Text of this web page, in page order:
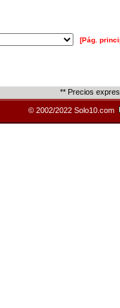
[Pág.
** Precios
© 2002/2022 Solo10.com